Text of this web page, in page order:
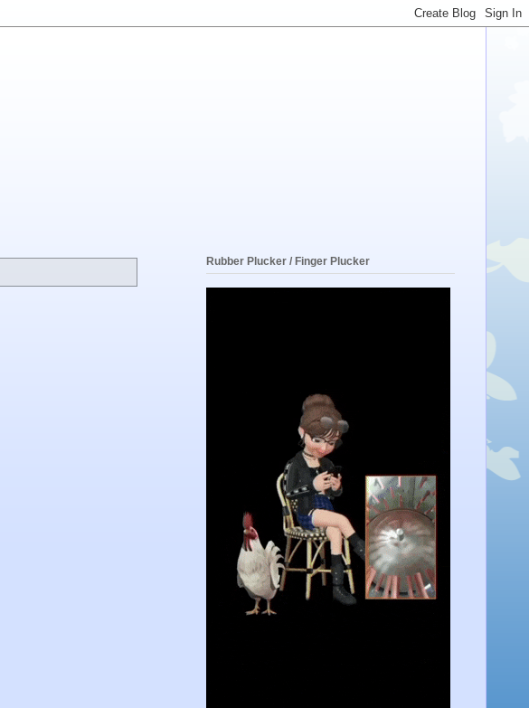
Rubber Plucker / Finger Plucker